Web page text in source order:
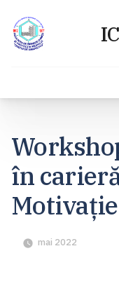
conținut
în
Motivație
mai 2022